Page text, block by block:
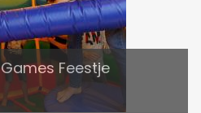
Feestje